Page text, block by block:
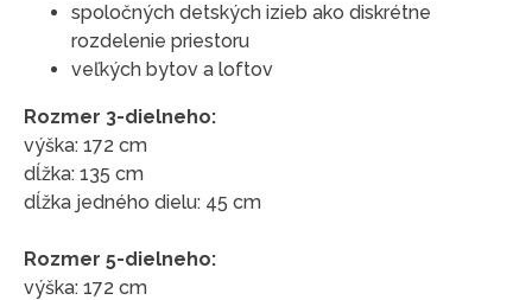
spoločných detských izieb ako diskrétne
rozdelenie priestoru
veľkých bytov a loftov
Rozmer 3-dielneho:
výška: 172 cm
dĺžka: 135 cm
dĺžka jedného dielu: 45 cm
Rozmer 5-dielneho:
výška: 172 cm